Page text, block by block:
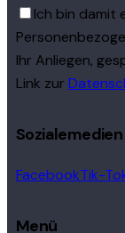
Ich bin damit
Ihr Anliegen,
Link zur
Sozialemedien
FacebookTik-
Menü